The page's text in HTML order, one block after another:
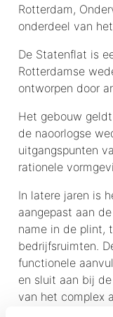
Rotterdam,
onderdeel van
De Statenflat is
Rotterdamse
ontworpen door
Het gebouw
de naoorlogse
uitgangspunten
rationele
In latere jaren is
aangepast aan
name in de plint,
bedrijfsruimten.
functionele
en sluit aan bij
van het complex